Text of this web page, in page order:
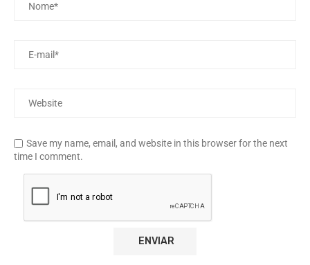
Save my name, email, and website in this browser for the next
time I comment.